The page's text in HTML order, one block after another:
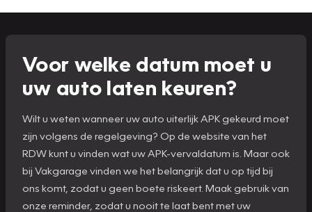
Voor welke datum moet u
uw auto laten keuren?
Wilt u weten wanneer uw auto uiterlijk APK gekeurd moet
zijn volgens de regelgeving? Op de website van het
RDW kunt u vinden wat uw APK-vervaldatum is. Maar ook
bij Vakgarage vinden we het belangrijk dat u op tijd bij
ons komt, zodat u geen boete riskeert. Maak gebruik van
onze reminder, zodat u nooit te laat bent met uw